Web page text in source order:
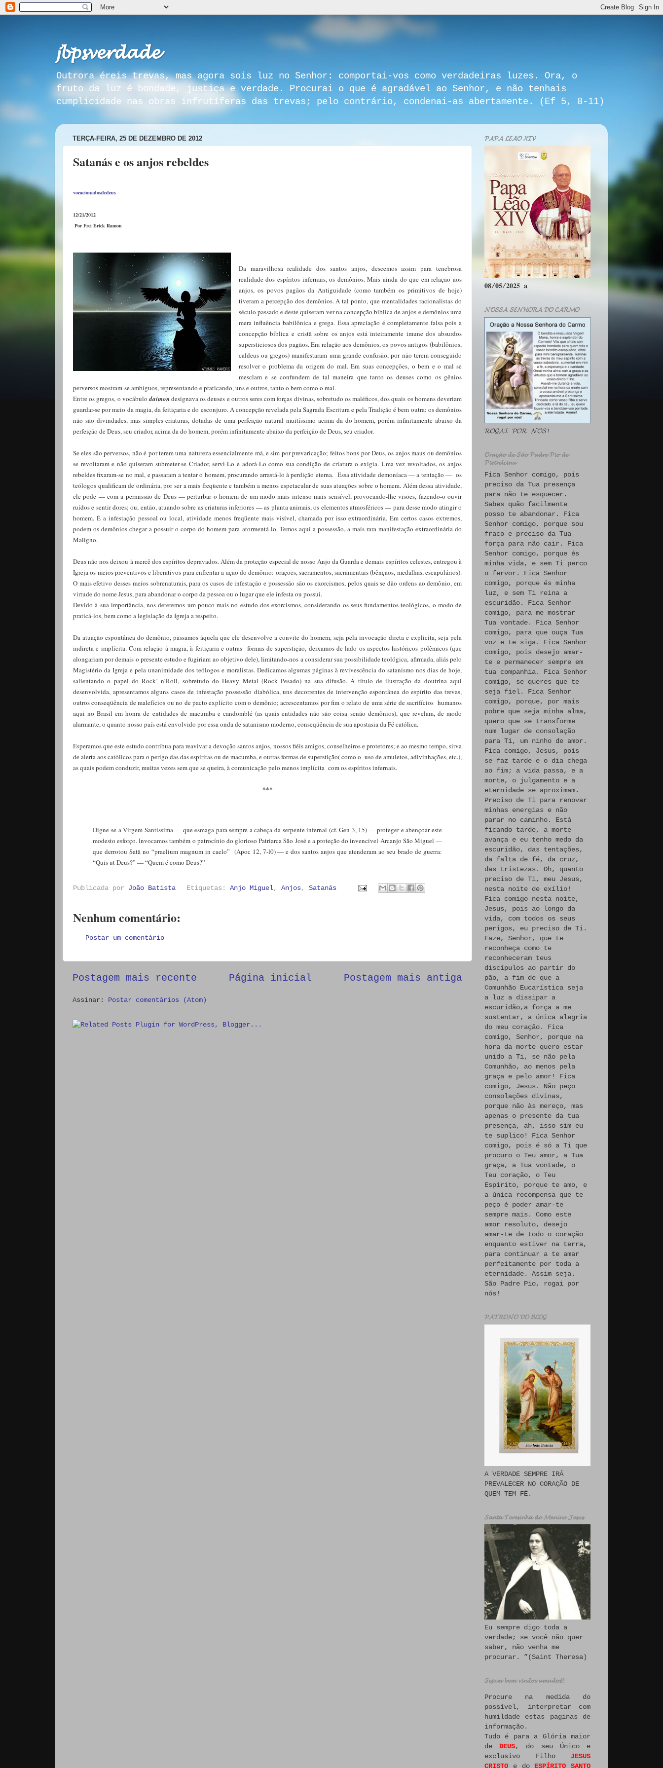
𝓳𝓫𝓹𝓼𝓿𝓮𝓻𝓭𝓪𝓭𝓮
Outrora éreis trevas, mas agora sois luz no Senhor: comportai-vos como verdadeiras luzes. Ora, o
fruto da luz é bondade, justiça e verdade. Procurai o que é agradável ao Senhor, e não tenhais
cumplicidade nas obras infrutíferas das trevas; pelo contrário, condenai-as abertamente. (Ef 5, 8-11)
TERÇA-FEIRA, 25 DE DEZEMBRO DE 2012
Satanás e os anjos rebeldes
vocacionadosdedeus
12/21/2012
Por Frei Erick Ramon
Da maravilhosa realidade dos santos anjos, descemos assim para tenebrosa
realidade dos espíritos infernais, os demônios. Mais ainda do que em relação aos
anjos, os povos pagãos da Antiguidade (como também os primitivos de hoje)
tiveram a percepção dos demônios. A tal ponto, que mentalidades racionalistas do
século passado e deste quiseram ver na concepção bíblica de anjos e demônios uma
mera influência babilônica e grega. Essa apreciação é completamente falsa pois a
concepção bíblica e cristã sobre os anjos está inteiramente imune dos absurdos
supersticiosos dos pagãos. Em relação aos demônios, os povos antigos (babilônios,
caldeus ou gregos) manifestaram uma grande confusão, por não terem conseguido
resolver o problema da origem do mal. Em suas concepções, o bem e o mal se
mesclam e se confundem de tal maneira que tanto os deuses como os gênios
perversos mostram-se ambíguos, representando e praticando, uns e outros, tanto o bem como o mal.
Entre os gregos, o vocábulodaimondesignava os deuses e outros seres com forças divinas, sobretudo os maléficos, dos quais os homens deveriam
guardar-se por meio da magia, da feitiçaria e do esconjuro. A concepção revelada pela Sagrada Escritura e pela Tradição é bem outra: os demônios
não são divindades, mas simples criaturas, dotadas de uma perfeição natural muitíssimo acima da do homem, porém infinitamente abaixo da
perfeição de Deus, seu criador, acima da do homem, porém infinitamente abaixo da perfeição de Deus, seu criador.
Se eles são perversos, não é por terem uma natureza essencialmente má, e sim por prevaricação; feitos bons por Deus, os anjos maus ou demônios
se revoltaram e não quiseram submeter-se Criador, servi-Lo e adorá-Lo como sua condição de criatura o exigia. Uma vez revoltados, os anjos
rebeldes fixaram-se no mal, e passaram a tentar o homem, procurando arrastá-lo à perdição eterna. Essa atividade demoníaca — a tentação — os
teólogos qualificam de ordinária, por ser a mais freqüente e também a menos espetacular de suas atuações sobre o homem. Além dessa atividade,
ele pode — com a permissão de Deus — perturbar o homem de um modo mais intenso mais sensível, provocando-lhe visões, fazendo-o ouvir
ruídos e sentir dores; ou, então, atuando sobre as criaturas inferiores — as planta animais, os elementos atmosféricos — para desse modo atingir o
homem. É a infestação pessoal ou local, atividade menos freqüente mais visível, chamada por isso extraordinária. Em certos casos extremos,
podem os demônios chegar a possuir o corpo do homem para atormentá-lo. Temos aqui a possessão, a mais rara manifestação extraordinária do
Maligno.
Deus não nos deixou à mercê dos espíritos depravados. Além da proteção especial de nosso Anjo da Guarda e demais espíritos celestes, entregou à
Igreja os meios preventivos e liberativos para enfrentar a ação do demônio: orações, sacramentos, sacramentais (bênçãos, medalhas, escapulários).
O mais efetivo desses meios sobrenaturais, para os casos de infestação e possessão são os exorcismos, pelos quais se dão ordens ao demônio, em
virtude do nome Jesus, para abandonar o corpo da pessoa ou o lugar que ele infesta ou possui.
Devido à sua importância, nos deteremos um pouco mais no estudo dos exorcismos, considerando os seus fundamentos teológicos, o modo de
praticá-los, bem como a legislação da Igreja a respeito.
Da atuação espontânea do demônio, passamos àquela que ele desenvolve a convite do homem, seja pela invocação direta e explicita, seja pela
indireta e implícita. Com relação à magia, à feitiçaria e outras formas de superstição, deixamos de lado os aspectos históricos polêmicos (que
alongariam por demais o presente estudo e fugiriam ao objetivo dele), limitando-nos a considerar sua possibilidade teológica, afirmada, aliás pelo
Magistério da Igreja e pela unanimidade dos teólogos e moralistas. Dedicamos algumas páginas à revivescência do satanismo nos dias de hoje,
salientando o papel do Rock’ n’Roll, sobretudo do Heavy Metal (Rock Pesado) na sua difusão. A título de ilustração da doutrina aqui
desenvolvida, apresentamos alguns casos de infestação possessão diabólica, uns decorrentes de intervenção espontânea do espírito das trevas,
outros conseqüência de malefícios ou no de pacto explícito com o demônio; acrescentamos por fim o relato de uma série de sacrifícios humanos
aqui no Brasil em honra de entidades de macumba e candomblé (as quais entidades não são coisa senão demônios), que revelam, de modo
alarmante, o quanto nosso país está envolvido por essa onda de satanismo moderno, conseqüência de sua apostasia da Fé católica.
Esperamos que este estudo contribua para reavivar a devoção santos anjos, nossos fiéis amigos, conselheiros e protetores; e ao mesmo tempo, sirva
de alerta aos católicos para o perigo das das espíritas ou de macumba, e outras formas de superstição( como o uso de amuletos, adivinhações, etc.),
as quais podem conduzir, muitas vezes sem que se queira, à comunicação pelo menos implícita com os espíritos infernais.
***
Digne-se a Virgem Santíssima — que esmaga para sempre a cabeça da serpente infernal (cf. Gen 3, 15) — proteger e abençoar este
modesto esforço. Invocamos também o patrocínio do glorioso Patriarca São José e a proteção do invencível Arcanjo São Miguel —
que derrotou Satã no “praelium magnum in caelo” (Apoc 12, 7-l0) — e dos santos anjos que atenderam ao seu brado de guerra:
“Quis ut Deus?” — “Quem é como Deus?”
Publicada por João Batista Etiquetas:Anjo Miguel,Anjos,Satanás
Nenhum comentário:
Postar um comentário
Postagem mais recente Postagem mais antiga
Página inicial
Assinar: Postar comentários (Atom)
𝓟𝓐𝓟𝓐 𝓛𝓔𝓐̃𝓞 𝓧𝓘𝓥
𝟎𝟖/𝟎𝟓/𝟐𝟎𝟐𝟓 𝐚
𝓝𝓞𝓢𝓢𝓐 𝓢𝓔𝓝𝓗𝓞𝓡𝓐 𝓓𝓞 𝓒𝓐𝓡𝓜𝓞
𝓡𝓞𝓖𝓐𝓘 𝓟𝓞𝓡 𝓝𝓞́𝓢!
𝓞𝓻𝓪𝓬̧𝓪̃𝓸 𝓭𝓮 𝓢𝓪̃𝓸 𝓟𝓪𝓭𝓻𝓮 𝓟𝓲𝓸 𝓭𝓮
𝓟𝓲𝓮𝓽𝓻𝓮𝓵𝓬𝓲𝓷𝓪
Fica Senhor comigo, pois
preciso da Tua presença
para não te esquecer.
Sabes quão facilmente
posso te abandonar. Fica
Senhor comigo, porque sou
fraco e preciso da Tua
força para não cair. Fica
Senhor comigo, porque és
minha vida, e sem Ti perco
o fervor. Fica Senhor
comigo, porque és minha
luz, e sem Ti reina a
escuridão. Fica Senhor
comigo, para me mostrar
Tua vontade. Fica Senhor
comigo, para que ouça Tua
voz e te siga. Fica Senhor
comigo, pois desejo amar-
te e permanecer sempre em
tua companhia. Fica Senhor
comigo, se queres que te
seja fiel. Fica Senhor
comigo, porque, por mais
pobre que seja minha alma,
quero que se transforme
num lugar de consolação
para Ti, um ninho de amor.
Fica comigo, Jesus, pois
se faz tarde e o dia chega
ao fim; a vida passa, e a
morte, o julgamento e a
eternidade se aproximam.
Preciso de Ti para renovar
minhas energias e não
parar no caminho. Está
ficando tarde, a morte
avança e eu tenho medo da
escuridão, das tentações,
da falta de fé, da cruz,
das tristezas. Oh, quanto
preciso de Ti, meu Jesus,
nesta noite de exílio!
Fica comigo nesta noite,
Jesus, pois ao longo da
vida, com todos os seus
perigos, eu preciso de Ti.
Faze, Senhor, que te
reconheça como te
reconheceram teus
discípulos ao partir do
pão, a fim de que a
Comunhão Eucarística seja
a luz a dissipar a
escuridão,a força a me
sustentar, a única alegria
do meu coração. Fica
comigo, Senhor, porque na
hora da morte quero estar
unido a Ti, se não pela
Comunhão, ao menos pela
graça e pelo amor! Fica
comigo, Jesus. Não peço
consolações divinas,
porque não às mereço, mas
apenas o presente da tua
presença, ah, isso sim eu
te suplico! Fica Senhor
comigo, pois é só a Ti que
procuro o Teu amor, a Tua
graça, a Tua vontade, o
Teu coração, o Teu
Espírito, porque te amo, e
a única recompensa que te
peço é poder amar-te
sempre mais. Como este
amor resoluto, desejo
amar-te de todo o coração
enquanto estiver na terra,
para continuar a te amar
perfeitamente por toda a
eternidade. Assim seja.
São Padre Pio, rogai por
nós!
𝓟𝓐𝓣𝓡𝓞𝓝𝓞 𝓓𝓞 𝓑𝓛𝓞𝓖
A VERDADE SEMPRE IRÁ
PREVALECER NO CORAÇÃO DE
QUEM TEM FÉ.
𝓢𝓪𝓷𝓽𝓪 𝓣𝓮𝓻𝓮𝓼𝓲𝓷𝓱𝓪 𝓭𝓸 𝓜𝓮𝓷𝓲𝓷𝓸 𝓙𝓮𝓼𝓾𝓼
Eu sempre digo toda a
verdade; se você não quer
saber, não venha me
procurar. ”(Saint Theresa)
𝓢𝓮𝓳𝓪𝓶 𝓫𝓮𝓶 𝓿𝓲𝓷𝓭𝓸𝓼 𝓪𝓶𝓪𝓭𝓸𝓼!!
Procure na medida do
possível, interpretar com
humildade estas paginas de
informação.
Tudo é para a Glória maior
de DEUS, do seu Único e
exclusivo Filho JESUS
CRISTO e do ESPÍRITO SANTO